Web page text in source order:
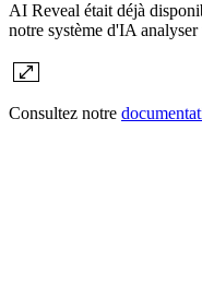
AI Reveal était déjà
notre système d'IA
Consultez notre